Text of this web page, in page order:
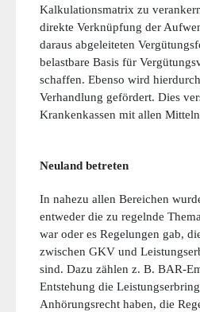
Kalkulationsmatrix zu
direkte Verknüpfung der
daraus abgeleiteten
belastbare Basis für
schaffen. Ebenso wird
Verhandlung gefördert. Dies
Krankenkassen mit allen
Neuland betreten
In nahezu allen Bereichen
entweder die zu regelnde
war oder es Regelungen gab,
zwischen GKV und
sind. Dazu zählen z. B. BAR-
Entstehung die
Anhörungsrecht haben, die